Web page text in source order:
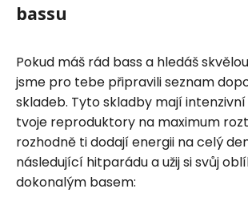
bassu
Pokud máš rád bass a hledáš
jsme pro tebe připravili seznam
skladeb. Tyto skladby mají intenzivní
tvoje reproduktory na maximum
rozhodně ti dodají energii na celý
následující hitparádu a užij si svůj
dokonalým basem: